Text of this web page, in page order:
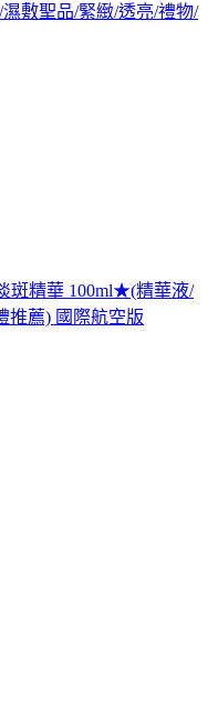
敷聖品/緊緻/透亮/禮物/
斑精華 100ml★(精華液/
推薦) 國際航空版